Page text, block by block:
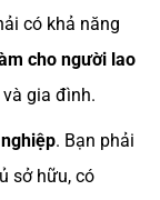
có khả năng
cho người lao
gia đình.
. Bạn phải
sở hữu, có